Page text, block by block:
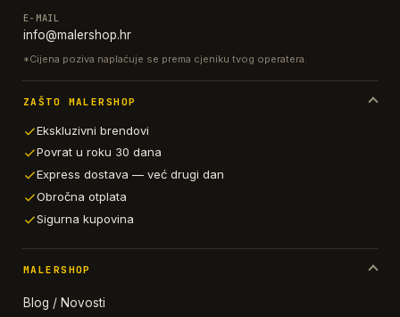
E-MAIL
info@malershop.hr
*Cijena poziva naplaćuje se prema cjeniku tvog operatera.
ZAŠTO MALERSHOP
Ekskluzivni brendovi
Povrat u roku 30 dana
Express dostava — već drugi dan
Obročna otplata
Sigurna kupovina
MALERSHOP
Blog / Novosti